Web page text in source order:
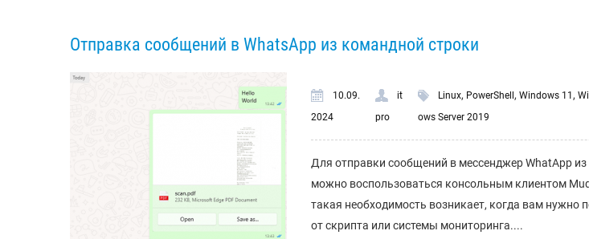
Отправка сообщений в WhatsApp из командной строки
10.09.
2024
it
pro
Linux, PowerShell , Windows 11 ,
ows Server 2019
Для отправки сообщений в мессенджер WhatApp
можно воспользоваться консольным клиентом
такая необходимость возникает, когда вам нужно
от скрипта или системы мониторинга....